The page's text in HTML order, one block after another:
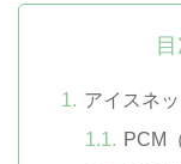
アイスネ
PCM